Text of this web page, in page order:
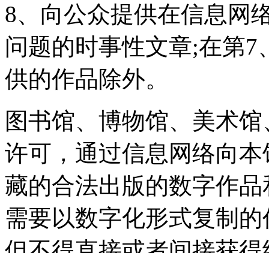
8、向公众提供在信息网
问题的时事性文章;在第
供的作品除外。
图书馆、博物馆、美术
许可，通过信息网络向
藏的合法出版的数字作
需要以数字化形式复制